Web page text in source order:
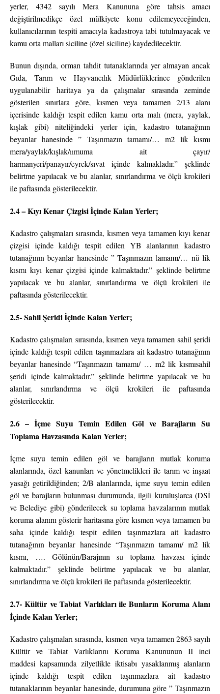
yerler, 4342 sayılı Mera Kanununa göre tahsis amacı
değiştirilmedikçe özel mülkiyete konu edilemeyeceğinden,
kullanıcılarının tespiti amacıyla kadastroya tabi tutulmayacak ve
kamu orta malları siciline (özel siciline) kaydedilecektir.
Bunun dışında, orman tahdit tutanaklarında yer almayan ancak
Gıda, Tarım ve Hayvancılık Müdürlüklerince gönderilen
uygulanabilir haritaya ya da çalışmalar sırasında zeminde
gösterilen sınırlara göre, kısmen veya tamamen 2/13 alanı
içerisinde kaldığı tespit edilen kamu orta malı (mera, yaylak,
kışlak gibi) niteliğindeki yerler için, kadastro tutanağının
beyanlar hanesinde ” Taşınmazın tamamı/… m2 lik kısmı
mera/yaylak/kışlak/ıımuma ait çayır/
harmanyeri/panayır/eyrek/sıvat içinde kalmakladır.” şeklinde
belirtme yapılacak ve bu alanlar, sınırlandırma ve ölçü krokileri
ile paftasında gösterilecektir.
2.4 – Kıyı Kenar Çizgisi İçinde Kalan Yerler;
Kadastro çalışmaları sırasında, kısmen veya tamamen kıyı kenar
çizgisi içinde kaldığı tespit edilen YB alanlarının kadastro
tutanağının beyanlar hanesinde ” Taşınmazın lamamı/… nü lik
kısmı kıyı kenar çizgisi içinde kalmaktadır.” şeklinde belirtme
yapılacak ve bu alanlar, sınırlandırma ve ölçü krokileri ile
paftasında gösterilecektir.
2.5- Sahil Şeridi İçinde Kalan Yerler;
Kadastro çalışmaları sırasında, kısmen veya tamamen sahil şeridi
içinde kaldığı tespit edilen taşınmazlara ait kadastro tutanağının
beyanlar hanesinde “Taşınmazın tamamı/ … m2 lik kısmısahil
şeridi içinde kalmaktadır.” şeklinde belirtme yapılacak ve bu
alanlar, sınırlandırma ve ölçü krokileri ile paftasında
gösterilecektir.
2.6 – İçme Suyu Temin Edilen Göl ve Barajların Su
Toplama Havzasında Kalan Yerler;
İçme suyu temin edilen göl ve barajların mutlak koruma
alanlarında, özel kanunları ve yönetmelikleri ile tarım ve inşaat
yasağı getirildiğinden; 2/B alanlarında, içme suyu temin edilen
göl ve barajların bulunması durumunda, ilgili kuruluşlarca (DSİ
ve Belediye gibi) gönderilecek su toplama havzalarının mutlak
koruma alanını gösterir haritasına göre kısmen veya tamamen bu
saha içinde kaldığı tespit edilen taşınmazlara ait kadastro
tutanağının beyanlar hanesinde “Taşınmazın tamamı/ m2 lik
kısmı, …. Gölünün/Barajının su toplama havzası içinde
kalmaktadır.” şeklinde belirtme yapılacak ve bu alanlar,
sınırlandırma ve ölçü krokileri ile paftasında gösterilecektir.
2.7- Kültür ve Tabiat Varlıkları ile Bunların Koruma Alanı
İçinde Kalan Yerler;
Kadastro çalışmaları sırasında, kısmen veya tamamen 2863 sayılı
Kültür ve Tabiat Varlıklarını Koruma Kanununun II inci
maddesi kapsamında zilyetlikle iktisabı yasaklanmış alanların
içinde kaldığı tespit edilen taşınmazlara ait kadastro
tutanaklarının beyanlar hanesinde, durumuna göre ” Taşınmazın